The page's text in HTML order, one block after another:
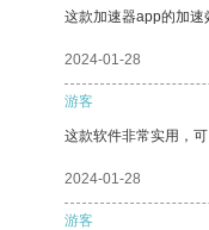
这款加速器app的加速
2024-01-28
游客
这款软件非常实用，
2024-01-28
游客